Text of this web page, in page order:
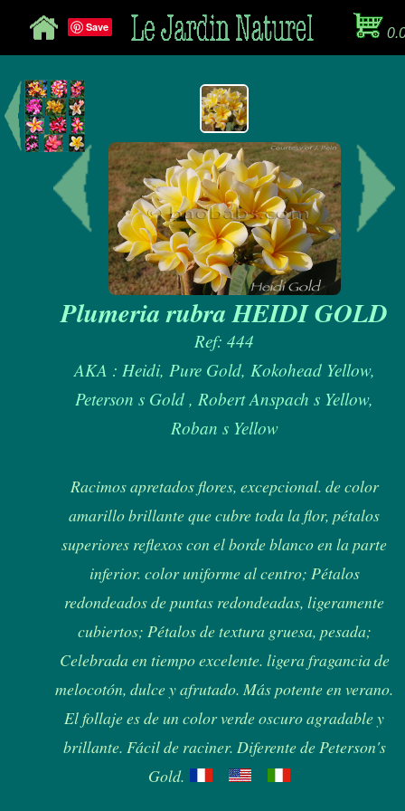
Save
Plumeria rubra HEIDI GOLD
Ref: 444
AKA : Heidi, Pure Gold, Kokohead Yellow,
Peterson s Gold , Robert Anspach s Yellow,
Roban s Yellow
Racimos apretados flores, excepcional. de color
amarillo brillante que cubre toda la flor, pétalos
superiores reflexos con el borde blanco en la parte
inferior. color uniforme al centro; Pétalos
redondeados de puntas redondeadas, ligeramente
cubiertos; Pétalos de textura gruesa, pesada;
Celebrada en tiempo excelente. ligera fragancia de
melocotón, dulce y afrutado. Más potente en verano.
El follaje es de un color verde oscuro agradable y
brillante. Fácil de raciner. Diferente de Peterson's
Gold.